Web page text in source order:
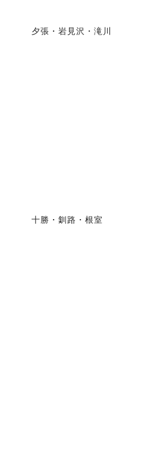
夕張・岩見沢・滝川
十勝・釧路・根室